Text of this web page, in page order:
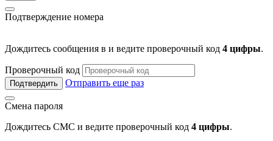
Подтверждение номера
Дождитесь сообщения в и ведите проверочный код 4 цифры.
Проверочный код
Подтвердить Отправить еще раз
Смена пароля
Дождитесь СМС и ведите проверочный код 4 цифры.